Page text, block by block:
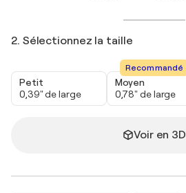
2. Sélectionnez la taille
Petit
0,39" de large
Recommandé
Moyen
0,78" de large
Voir en 3D